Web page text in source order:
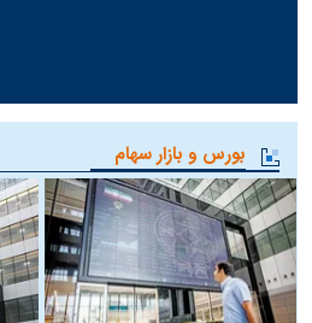
بورس و بازار سهام